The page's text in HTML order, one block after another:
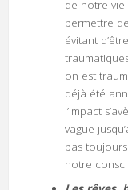
de notre
permettre
évitant
on est
déjà été
l’impact
vague
pas
notre